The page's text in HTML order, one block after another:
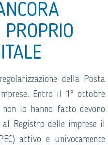
PROPRIO
della Posta
Entro il 1° ottobre
lo hanno fatto devono
al Registro delle imprese il
attivo e univocamente